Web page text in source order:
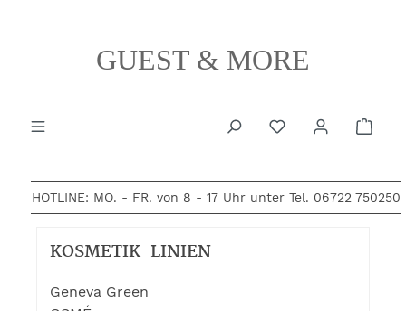
GUEST & MORE
HOTLINE: MO. - FR. von 8 - 17 Uhr unter Tel. 06722 750250
KOSMETIK-LINIEN
Geneva Green